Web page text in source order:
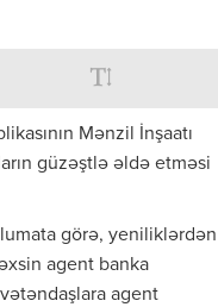
Mənzil İnşaatı
güzəştlə əldə etməsi
görə, yeniliklərdən
agent banka
vətəndaşlara agent